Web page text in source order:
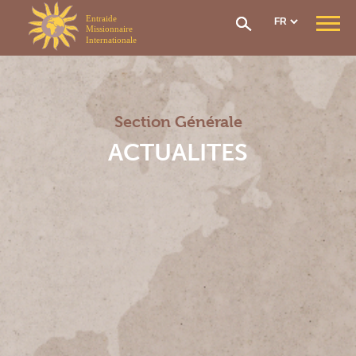
Panneau de gestion des cookies
Notre mission
Notre organisation
Notre histoire
CONTRIBUTIONS & AIDES
Options et contributions
Section Afrique de l’Ouest
Section Afrique Centrale
Section Afrique de l’Est
ACTUALITES
Section Générale